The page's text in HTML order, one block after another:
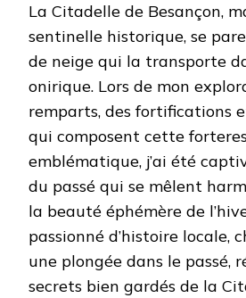
La Citadelle de Besançon,
sentinelle historique, se
de neige qui la transporte
onirique. Lors de mon
remparts, des fortifications
qui composent cette
emblématique, j’ai été
du passé qui se mêlent
la beauté éphémère de
passionné d’histoire locale,
une plongée dans le passé,
secrets bien gardés de la